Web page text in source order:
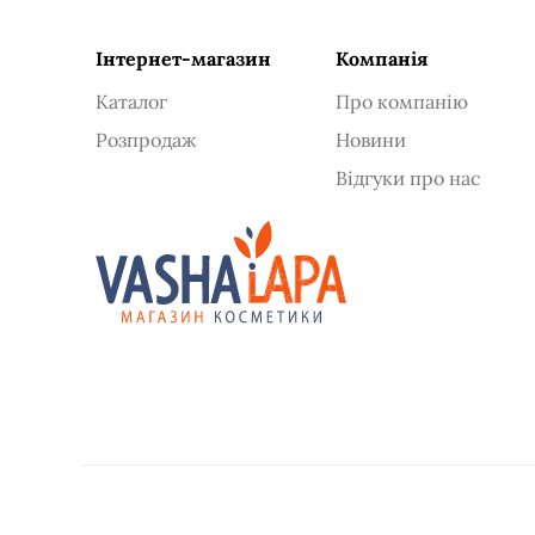
Інтернет-магазин
Каталог
Розпродаж
Компанія
Про компанію
Новини
Відгуки про нас